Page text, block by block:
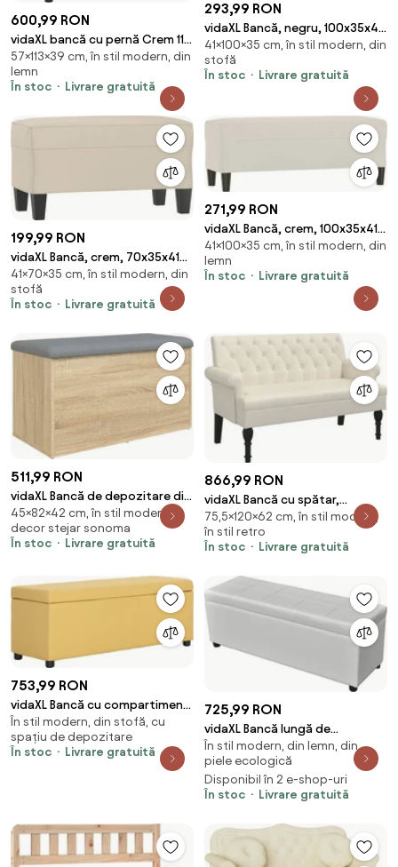
600,99 RON
vidaXL bancă cu pernă Crem 113
x 57 x 39 cm Catifea
57×113×39 cm, în stil modern, din
lemn
În stoc
Livrare gratuită
293,99 RON
vidaXL Bancă, negru, 100x35x41
cm, microfibră
41×100×35 cm, în stil modern, din
stofă
În stoc
Livrare gratuită
199,99 RON
vidaXL Bancă, crem, 70x35x41
cm, țesătură microfibră
41×70×35 cm, în stil modern, din
stofă
În stoc
Livrare gratuită
271,99 RON
vidaXL Bancă, crem, 100x35x41
cm, catifea
41×100×35 cm, în stil modern, din
lemn
În stoc
Livrare gratuită
511,99 RON
vidaXL Bancă de depozitare din
stejar Sonoma, 82x42x45 cm,
lemn stratificat
45×82×42 cm, în stil modern,
decor stejar sonoma
În stoc
Livrare gratuită
866,99 RON
vidaXL Bancă cu spătar,
120x62x75,5 cm, in
75,5×120×62 cm, în stil modern,
în stil retro
În stoc
Livrare gratuită
753,99 RON
vidaXL Bancă cu compartiment
de depozitare, galben, 116 cm,
poliester
În stil modern, din stofă, cu
spațiu de depozitare
În stoc
Livrare gratuită
725,99 RON
vidaXL Bancă lungă de
depozitare, alb, lemn
În stil modern, din lemn, din
piele ecologică
Disponibil în 2 e-shop-uri
În stoc
Livrare gratuită